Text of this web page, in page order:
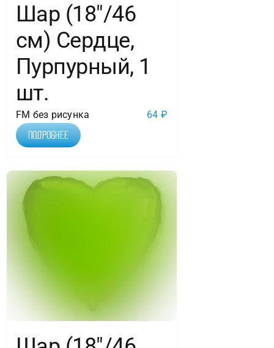
Шар (18″/46
см) Сердце,
Пурпурный, 1
шт.
FM без рисунка 64 ₽
Подробнее